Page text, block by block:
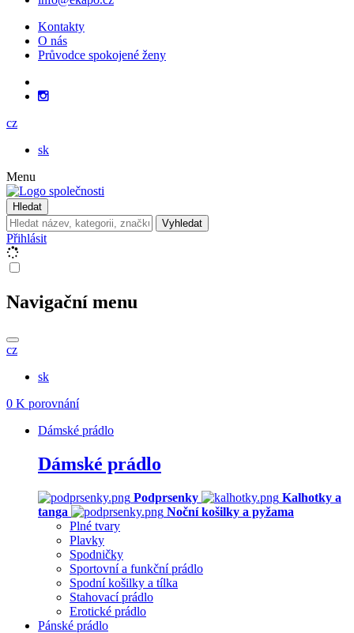
Kontakty
O nás
Průvodce spokojené ženy
cz
sk
Menu
Hledat
Vyhledat
Přihlásit
Navigační menu
cz
sk
0 K porovnání
Dámské prádlo
Dámské prádlo
Podprsenky
Kalhotky a
tanga
Noční košilky a pyžama
Plné tvary
Plavky
Spodničky
Sportovní a funkční prádlo
Spodní košilky a tílka
Stahovací prádlo
Erotické prádlo
Pánské prádlo